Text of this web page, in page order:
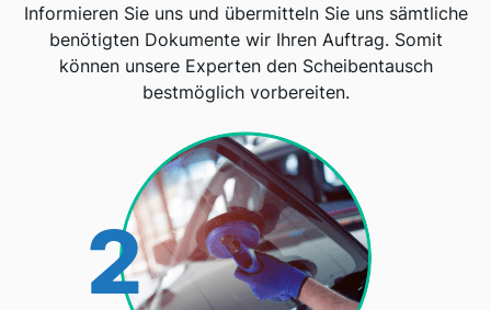
Informieren Sie uns und übermitteln Sie uns sämtliche
benötigten Dokumente wir Ihren Auftrag. Somit
können unsere Experten den Scheibentausch
bestmöglich vorbereiten.
2